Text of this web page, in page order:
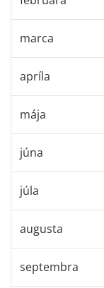
marca
apríla
mája
júna
júla
augusta
septembra